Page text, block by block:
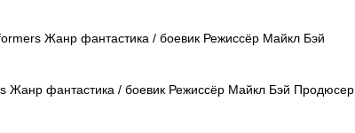
Жанр фантастика / боевик Режиссёр Майкл Бэй
фантастика / боевик Режиссёр Майкл Бэй Продюсер